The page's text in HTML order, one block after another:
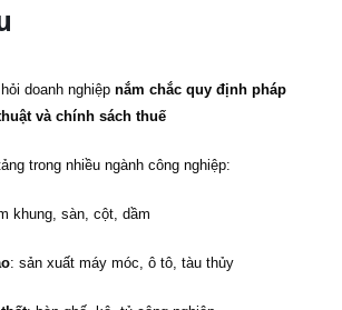
doanh nghiệp nắm chắc quy định pháp
và chính sách thuế
trong nhiều ngành công nghiệp:
khung, sàn, cột, dầm
: sản xuất máy móc, ô tô, tàu thủy